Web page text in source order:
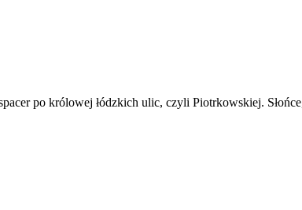
po królowej łódzkich ulic, czyli Piotrkowskiej.